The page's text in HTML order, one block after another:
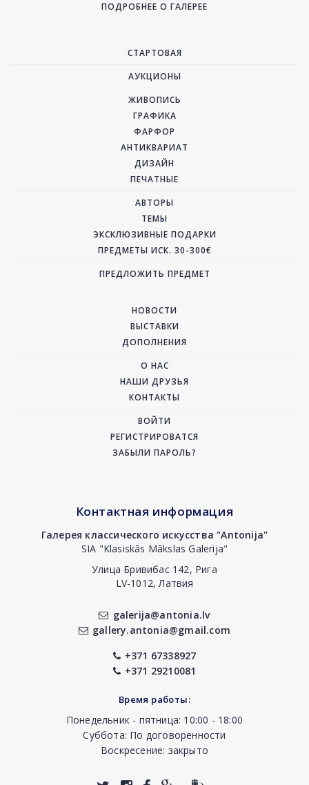
ПОДРОБНЕЕ О ГАЛЕРЕЕ
СТАРТОВАЯ
АУКЦИОНЫ
ЖИВОПИСЬ
ГРАФИКА
ФАРФОР
АНТИКВАРИАТ
ДИЗАЙН
ПЕЧАТНЫЕ
АВТОРЫ
ТЕМЫ
ЭКСКЛЮЗИВНЫЕ ПОДАРКИ
ПРЕДМЕТЫ ИСК. 30-300€
ПРЕДЛОЖИТЬ ПРЕДМЕТ
НОВОСТИ
ВЫСТАВКИ
ДОПОЛНЕНИЯ
О НАС
НАШИ ДРУЗЬЯ
КОНТАКТЫ
ВОЙТИ
РЕГИСТРИРОВАТСЯ
ЗАБЫЛИ ПАРОЛЬ?
Контактная информация
Галерея классического искусства "Antonija"
SIA "Klasiskās Mākslas Galerija"
Улица Бривибас 142, Рига
LV-1012, Латвия
galerija@antonia.lv
gallery.antonia@gmail.com
+371 67338927
+371 29210081
Время работы:
Понедельник - пятница: 10:00 - 18:00
Суббота: По договоренности
Воскресение: закрыто